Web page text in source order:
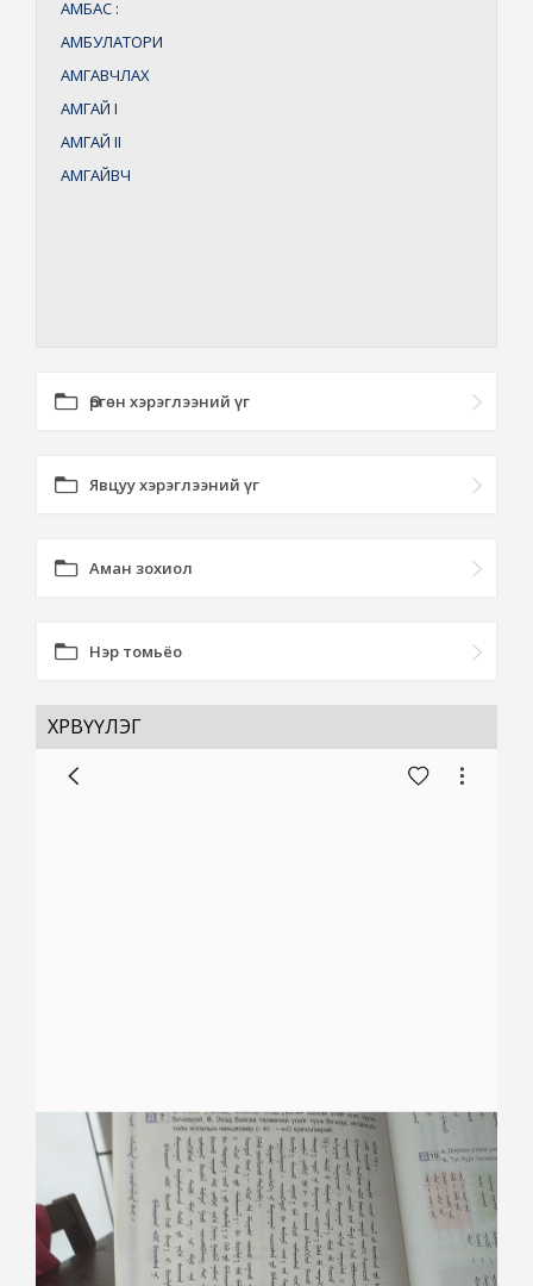
АМБАС :
АМБУЛАТОРИ
АМГАВЧЛАХ
АМГАЙ I
АМГАЙ II
АМГАЙВЧ
Өргөн хэрэглээний үг
Явцуу хэрэглээний үг
Аман зохиол
Нэр томьёо
ХӨРВҮҮЛЭГ